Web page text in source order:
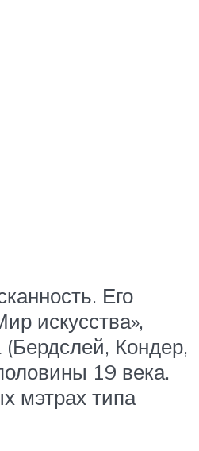
Его
искусства»,
Кондер,
19 века.
мэтрах типа